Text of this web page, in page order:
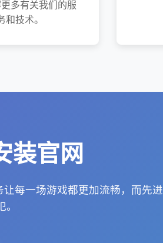
多有关我们的服
和技术。
装官网
每一场游戏都更加流畅，而先进